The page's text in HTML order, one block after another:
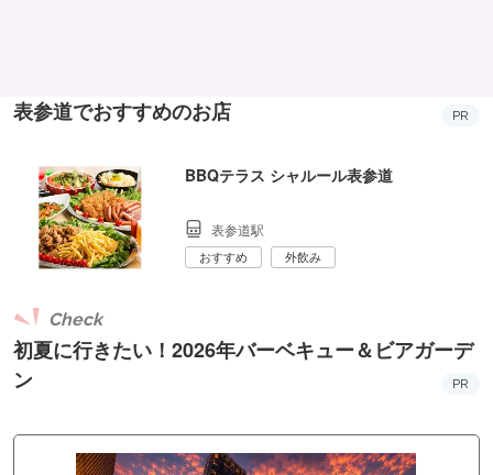
表参道でおすすめのお店 PR
BBQテラス シャルール表参道
表参道駅
おすすめ 外飲み
初夏に行きたい！2026年バーベキュー＆ビアガーデ
ン
Check
PR